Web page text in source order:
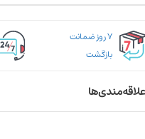
۷ روز ضمانت
بازگشت